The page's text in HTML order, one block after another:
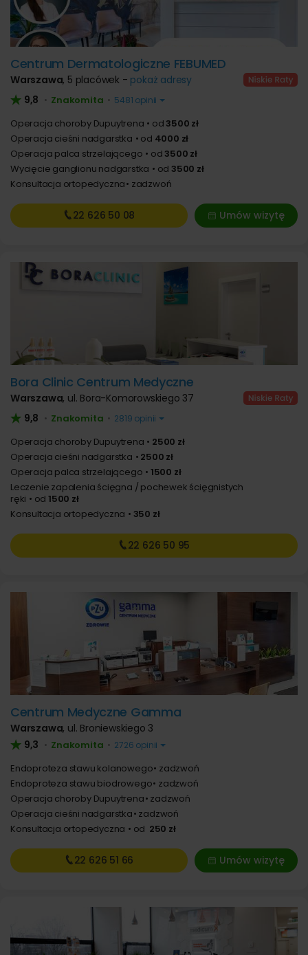
Centrum Dermatologiczne FEBUMED
Warszawa, 5 placówek - pokaż adresy
9,8 • Znakomita • 5481 opinii
Operacja choroby Dupuytrena od 3500 zł
Operacja cieśni nadgarstka
od 4000 zł
Operacja palca strzelającego
od 3500 zł
Wycięcie ganglionu nadgarstka
od 3500 zł
Konsultacja ortopedyczna zadzwoń
Umów wizytę
22 626 50 08
Bora Clinic Centrum Medyczne
Warszawa, ul. Bora-Komorowskiego 37
9,8 • Znakomita • 2819 opinii
Operacja choroby Dupuytrena
2500 zł
Operacja cieśni nadgarstka
2500 zł
Operacja palca strzelającego
1500 zł
Leczenie zapalenia ścięgna / pochewek ścięgnistych
ręki
od 1500 zł
Konsultacja ortopedyczna
350 zł
22 626 50 95
Centrum Medyczne Gamma
Warszawa, ul. Broniewskiego 3
9,3 • Znakomita • 2726 opinii
Endoproteza stawu kolanowego zadzwoń
Endoproteza stawu biodrowego zadzwoń
Operacja choroby Dupuytrena zadzwoń
Operacja cieśni nadgarstka zadzwoń
Konsultacja ortopedyczna
od 250 zł
Umów wizytę
22 626 51 66